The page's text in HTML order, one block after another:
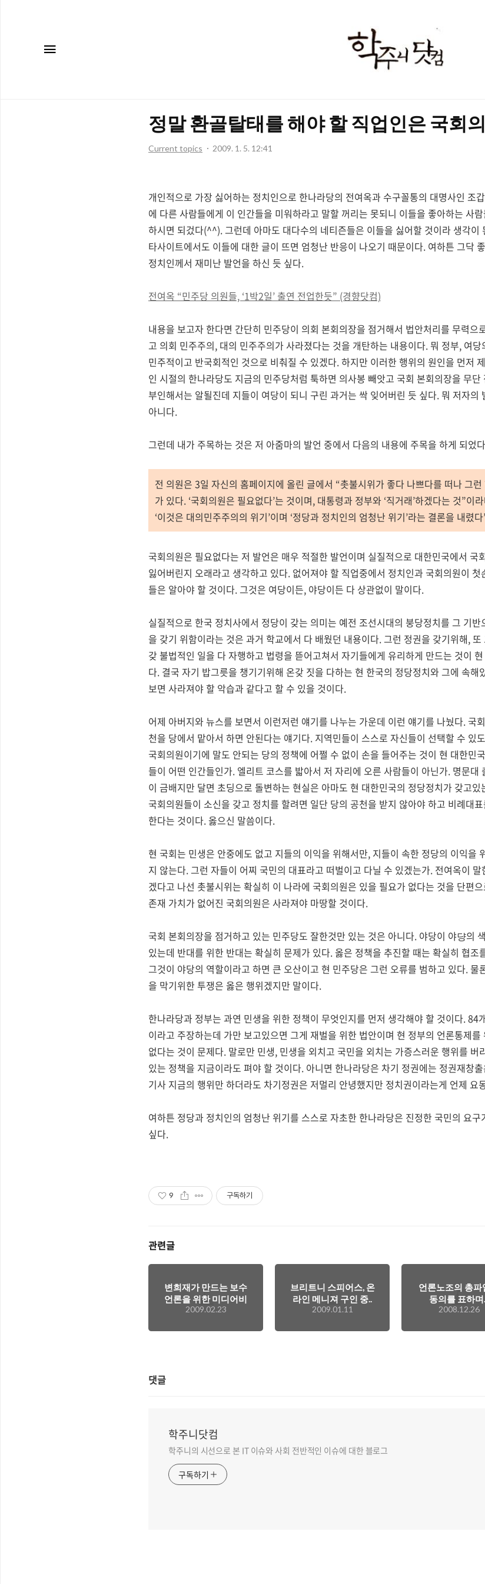
주
닷
컴
정말 환골탈태를 해야 할 직업인은 국회
Current topics 2009. 1. 5. 12:41
개인적으로 가장 싫어하는 정치인으로 한나라당의 전여옥과 수구꼴통의 대명사인 조
에 다른 사람들에게 이 인간들을 미워하라고 말할 꺼리는 못되니 이들을 좋아하는 사
하시면 되겄다(^^). 그런데 아마도 대다수의 네티즌들은 이들을 싫어할 것이라 생각이
타사이트에서도 이들에 대한 글이 뜨면 엄청난 반응이 나오기 때문이다. 여하튼 그닥
정치인께서 재미난 발언을 하신 듯 싶다.
전여옥 “민주당 의원들, ‘1박2일’ 출연 전업한듯” (경향닷컴)
내용을 보고자 한다면 간단히 민주당이 의회 본회의장을 점거해서 법안처리를 무력으
고 의회 민주주의, 대의 민주주의가 사라졌다는 것을 개탄하는 내용이다. 뭐 정부, 여
민주적이고 반국회적인 것으로 비춰질 수 있겠다. 하지만 이러한 행위의 원인을 먼저
인 시절의 한나라당도 지금의 민주당처럼 툭하면 의사봉 빼앗고 국회 본회의장을 무
부인해서는 알될진데 지들이 여당이 되니 구린 과거는 싹 잊어버린 듯 싶다. 뭐 저자
아니다.
그런데 내가 주목하는 것은 저 아줌마의 발언 중에서 다음의 내용에 주목을 하게 되었
전 의원은 3일 자신의 홈페이지에 올린 글에서 “촛불시위가 좋다 나쁘다를 떠나 그
가 있다. ‘국회의원은 필요없다’는 것이며, 대통령과 정부와 ‘직거래’하겠다는 것”이
‘이것은 대의민주주의의 위기’이며 ‘정당과 정치인의 엄청난 위기’라는 결론을 내렸
국회의원은 필요없다는 저 발언은 매우 적절한 발언이며 실질적으로 대한민국에서 국
잃어버린지 오래라고 생각하고 있다. 없어져야 할 직업중에서 정치인과 국회의원이
들은 알아야 할 것이다. 그것은 여당이든, 야당이든 다 상관없이 말이다.
실질적으로 한국 정치사에서 정당이 갖는 의미는 예전 조선시대의 붕당정치를 그 기
을 갖기 위함이라는 것은 과거 학교에서 다 배웠던 내용이다. 그런 정권을 갖기위해,
갖 불법적인 일을 다 자행하고 법령을 뜯어고쳐서 자기들에게 유리하게 만드는 것이
다. 결국 자기 밥그릇을 챙기기위해 온갖 짓을 다하는 현 한국의 정당정치와 그에 속해
보면 사라져야 할 악습과 같다고 할 수 있을 것이다.
어제 아버지와 뉴스를 보면서 이런저런 얘기를 나누는 가운데 이런 얘기를 나눴다. 국
천을 당에서 맡아서 하면 안된다는 얘기다. 지역민들이 스스로 자신들이 선택할 수 있
국회의원이기에 말도 안되는 당의 정책에 어쩔 수 없이 손을 들어주는 것이 현 대한민
들이 어떤 인간들인가. 엘리트 코스를 밟아서 저 자리에 오른 사람들이 아닌가. 명문대
이 금배지만 달면 초딩으로 돌변하는 현실은 아마도 현 대한민국의 정당정치가 갖고
국회의원들이 소신을 갖고 정치를 할려면 일단 당의 공천을 받지 않아야 하고 비례대
한다는 것이다. 옳으신 말씀이다.
현 국회는 민생은 안중에도 없고 지들의 이익을 위해서만, 지들이 속한 정당의 이익을
지 않는다. 그런 자들이 어찌 국민의 대표라고 떠벌이고 다닐 수 있겠는가. 전여옥이
겠다고 나선 촛불시위는 확실히 이 나라에 국회의원은 있을 필요가 없다는 것을 단편
존재 가치가 없어진 국회의원은 사라져야 마땅할 것이다.
국회 본회의장을 점거하고 있는 민주당도 잘한것만 있는 것은 아니다. 야당이 야댱의
있는데 반대를 위한 반대는 확실히 문제가 있다. 옳은 정책을 추진할 때는 확실히 협조
그것이 야당의 역할이라고 하면 큰 오산이고 현 민주당은 그런 오류를 범하고 있다. 물
을 막기위한 투쟁은 옳은 행위겠지만 말이다.
한나라당과 정부는 과연 민생을 위한 정책이 무엇인지를 먼저 생각해야 할 것이다. 84
이라고 주장하는데 가만 보고있으면 그게 재벌을 위한 법안이며 현 정부의 언론통제
없다는 것이 문제다. 말로만 민생, 민생을 외치고 국민을 외치는 가증스러운 행위를
있는 정책을 지금이라도 펴야 할 것이다. 아니면 한나라당은 차기 정권에는 정권재창
기사 지금의 행위만 하더라도 차기정권은 저멀리 안녕했지만 정치권이라는게 언제 요
여하튼 정당과 정치인의 엄청난 위기를 스스로 자초한 한나라당은 진정한 국민의 요
싶다.
9 구독하기
관련글
변희재가 만드는 보수
언론을 위한 미디어비
평지, 미디어워치가 곧
2009.02.23
브리트니 스피어스, 온
라인 메니져 구인 중..
^^;
2009.01.11
언론노조의 총파
동의를 표하며...
2008.12.26
댓글
학주니닷컴
학주니의 시선으로 본 IT 이슈와 사회 전반적인 이슈에 대한 블로그
구독하기